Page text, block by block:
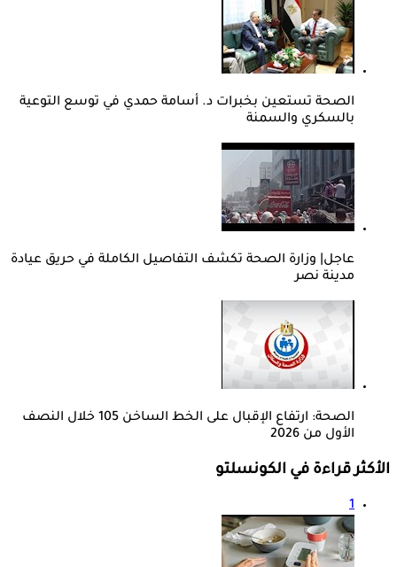
الصحة تستعين بخبرات د. أسامة حمدي في توسع التوعية
بالسكري والسمنة
عاجل| وزارة الصحة تكشف التفاصيل الكاملة في حريق عيادة
مدينة نصر
الصحة: ارتفاع الإقبال على الخط الساخن 105 خلال النصف
الأول من 2026
الأكثر قراءة في الكونسلتو
1